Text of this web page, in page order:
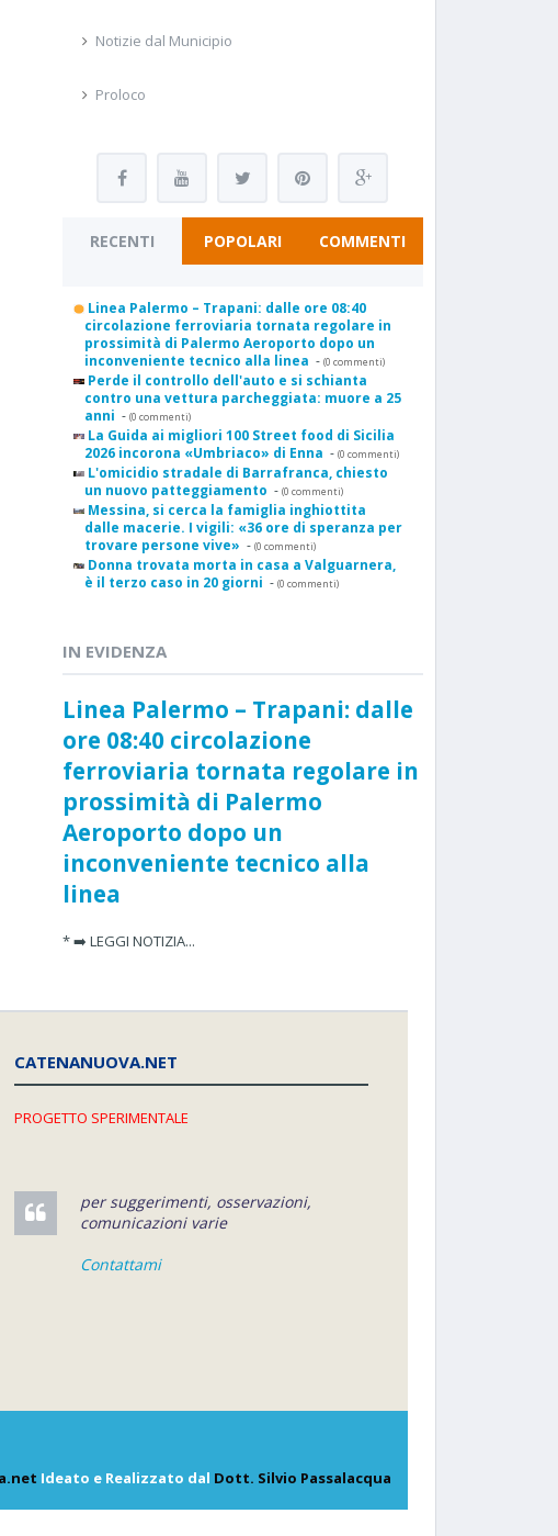
Notizie dal Municipio
Proloco
RECENTI POPOLARI COMMENTI
Linea Palermo – Trapani: dalle ore 08:40
circolazione ferroviaria tornata regolare in
prossimità di Palermo Aeroporto dopo un
inconveniente tecnico alla linea - (0 commenti)
Perde il controllo dell'auto e si schianta
contro una vettura parcheggiata: muore a 25
anni - (0 commenti)
La Guida ai migliori 100 Street food di Sicilia
2026 incorona «Umbriaco» di Enna - (0 commenti)
L'omicidio stradale di Barrafranca, chiesto
un nuovo patteggiamento - (0 commenti)
Messina, si cerca la famiglia inghiottita
dalle macerie. I vigili: «36 ore di speranza per
trovare persone vive» - (0 commenti)
Donna trovata morta in casa a Valguarnera,
è il terzo caso in 20 giorni - (0 commenti)
IN EVIDENZA
Linea Palermo – Trapani: dalle
ore 08:40 circolazione
ferroviaria tornata regolare in
prossimità di Palermo
Aeroporto dopo un
inconveniente tecnico alla
linea
* ➡️ LEGGI NOTIZIA...
CATENANUOVA.NET
PROGETTO SPERIMENTALE
per suggerimenti, osservazioni,
comunicazioni varie
Contattami
Ideato e Realizzato dal Dott. Silvio Passalacqua